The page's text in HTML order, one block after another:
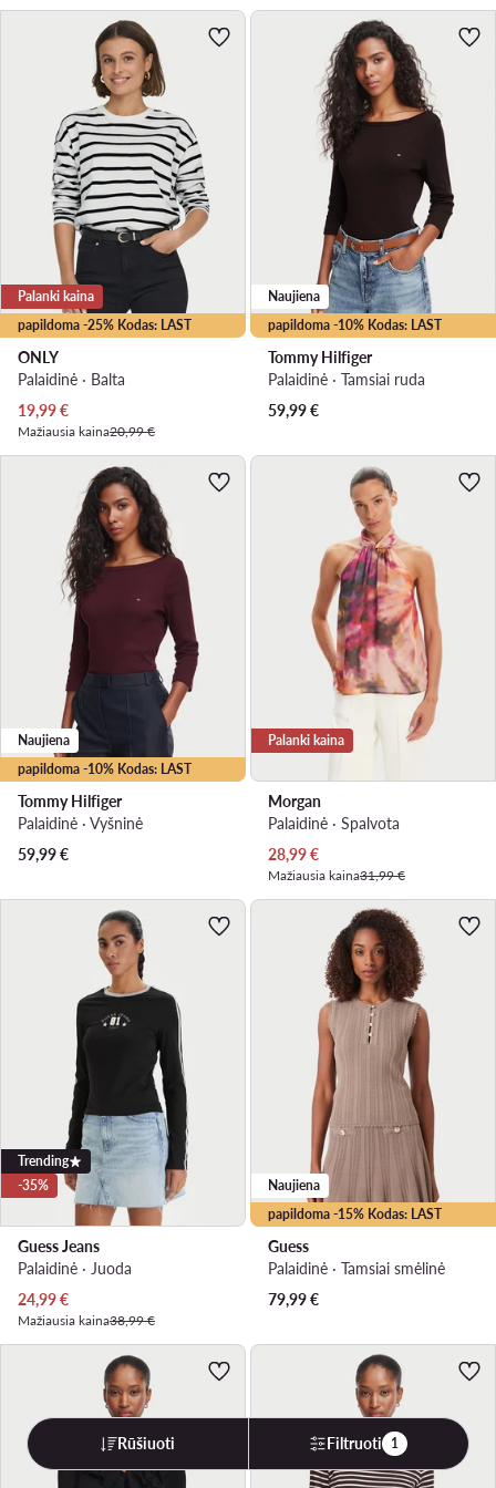
papildoma -25% Kodas: LAST
Palanki kaina
ONLY
Palaidinė · Balta
Dabartinė kaina
19,99€
Mažiausia kaina20,99 €
papildoma -10% Kodas: LAST
Naujiena
Tommy Hilfiger
Palaidinė · Tamsiai ruda
59,99€
papildoma -10% Kodas: LAST
Naujiena
Tommy Hilfiger
Palaidinė · Vyšninė
59,99€
Palanki kaina
Morgan
Palaidinė · Spalvota
Dabartinė kaina
28,99€
Mažiausia kaina31,99 €
Trending
-35%
Guess Jeans
Palaidinė · Juoda
Dabartinė kaina
24,99€
Mažiausia kaina38,99 €
papildoma -15% Kodas: LAST
Naujiena
Guess
Palaidinė · Tamsiai smėlinė
79,99€
Rūšiuoti Filtruoti 1